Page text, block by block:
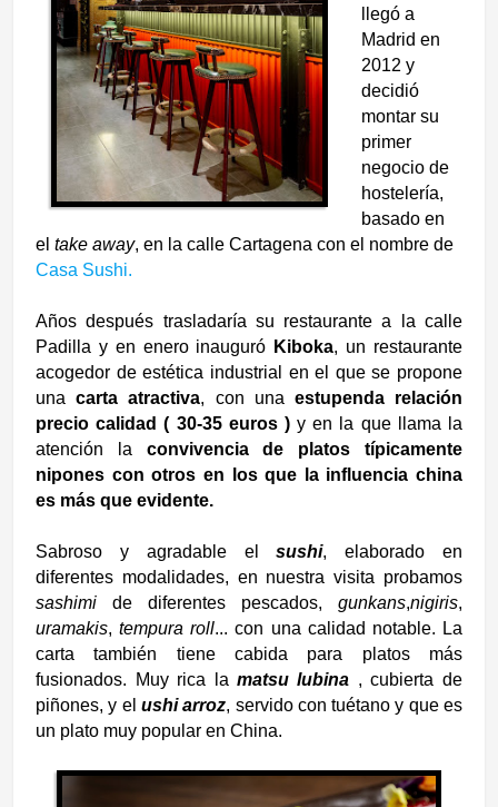
llegó a
Madrid en
2012 y
decidió
montar su
primer
negocio de
hostelería,
basado en
eltake away, en la calle Cartagena con el nombre de
Casa Sushi.
Años después trasladaría su restaurante a la calle
Padilla y en enero inauguró Kiboka, un restaurante
acogedor de estética industrial en el que se propone
unacarta atractiva, con una estupenda relación
precio calidad ( 30-35 euros )y en la que llama la
atención la convivencia de platos típicamente
nipones con otros en los que la influencia china
es más que evidente.
Sabroso y agradable elsushi, elaborado en
diferentes modalidades, en nuestra visita probamos
sashimide diferentes pescados, gunkans,nigiris,
uramakis,tempura roll... con una calidad notable. La
carta también tiene cabida para platos más
fusionados. Muy rica la matsu lubina , cubierta de
piñones, y el ushi arroz, servido con tuétano y que es
un plato muy popular en China.